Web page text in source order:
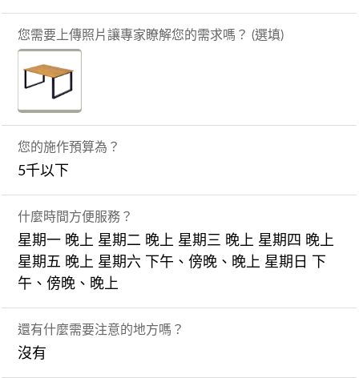
您需要上傳照片讓專家瞭解您的需求嗎？ (選填)
您的施作預算為？
5千以下
什麼時間方便服務？
星期一 晚上 星期二 晚上 星期三 晚上 星期四 晚上
星期五 晚上 星期六 下午、傍晚、晚上 星期日 下
午、傍晚、晚上
還有什麼需要注意的地方嗎？
沒有